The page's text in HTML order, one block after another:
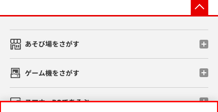
あそび場をさがす
ゲーム機をさがす
スマホ・PCであそぶ